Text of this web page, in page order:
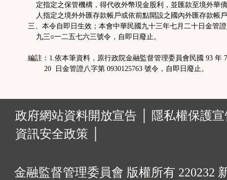
定指定之保管機構，得代收外幣現金股利，並匯款至境外華僑
人指定之境外外匯存款帳戶或依前點開設之國內外匯存款帳
三、本令自即日生效；本會中華民國九十三年七月二十日金管證
九三○一二五七六三號令，自即日廢止。
編註：1.依本筆資料，原行政院金融監督管理委員會民國 93 年
20 日金管證八字第 0930125763 號令，自即日廢止。
政府網站資料開放宣告 │
隱私權保護
資訊安全政策 │
金融監督管理委員會 版權所有 220232